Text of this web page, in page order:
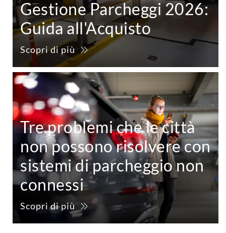
Gestione Parcheggi 2026:
Guida all'Acquisto
Scopri di più
Tre problemi che le città
non possono risolvere con
sistemi di parcheggio non
connessi
Scopri di più